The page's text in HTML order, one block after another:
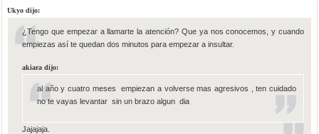
Ukyo dijo:
¿Tengo que empezar a llamarte la atención? Que ya nos conocemos, y cuando
empiezas así te quedan dos minutos para empezar a insultar.
akiara dijo:
al año y cuatro meses empiezan a volverse mas agresivos , ten cuidado
no te vayas levantar sin un brazo algun dia
Jajajaja.